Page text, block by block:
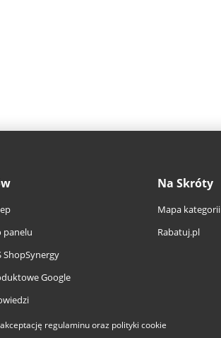
panelu
ShopSynergy
Google
Na Skróty
Mapa kategorii
Rabatuj.pl
regulaminuoraz polityki cookie